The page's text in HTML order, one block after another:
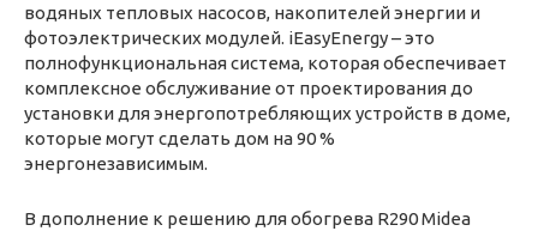
водяных тепловых насосов, накопителей энергии и
фотоэлектрических модулей. iEasyEnergy – это
полнофункциональная система, которая обеспечивает
комплексное обслуживание от проектирования до
установки для энергопотребляющих устройств в доме,
которые могут сделать дом на 90 %
энергонезависимым.
В дополнение к решению для обогрева R290 Midea